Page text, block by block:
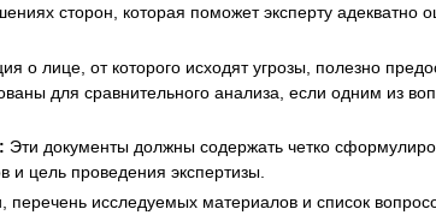
сторон, которая поможет эксперту адекватно
о лице, от которого исходят угрозы, полезно
для сравнительного анализа, если одним из
Эти документы должны содержать четко
и цель проведения экспертизы.
перечень исследуемых материалов и список